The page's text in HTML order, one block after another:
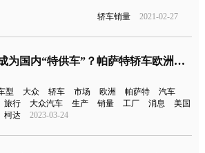
轿车销量 2021-02-27
成为国内“特供车”？帕萨特轿车欧洲停产
型 大众 轿车 市场 欧洲 帕萨特
汽车
旅行
大众汽车 生产 销量 工厂 消息
美国
柯达
2023-03-24